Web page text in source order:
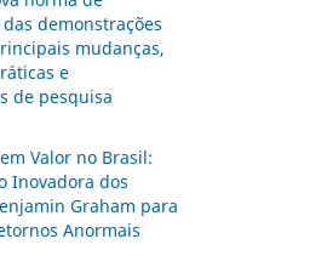
demonstrações
mudanças,
e
de pesquisa
Valor no Brasil:
Inovadora dos
Graham para
Anormais